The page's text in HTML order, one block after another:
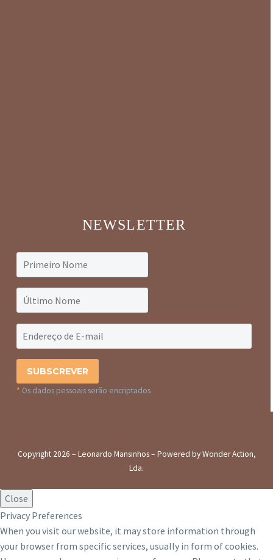
NEWSLETTER
* Os dados pessoais serão encriptados
Copyright 2026 – Leonardo Mansinhos – Powered by Wonder Action,
Lda.
Close
Privacy Preferences
When you visit our website, it may store information through
your browser from specific services, usually in form of cookies.